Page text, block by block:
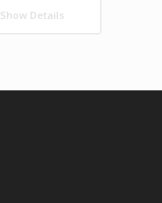
Show Details